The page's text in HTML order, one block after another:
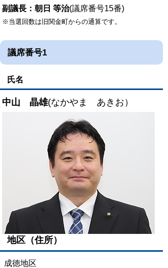
副議長：朝日 等治(議席番号15番)
※当選回数は旧関金町からの通算です。
議席番号1
氏名
中山 晶雄(なかやま あきお）
地区（住所）
成徳地区